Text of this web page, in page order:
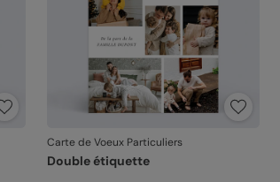
Carte de Voeux Particuliers
Double étiquette